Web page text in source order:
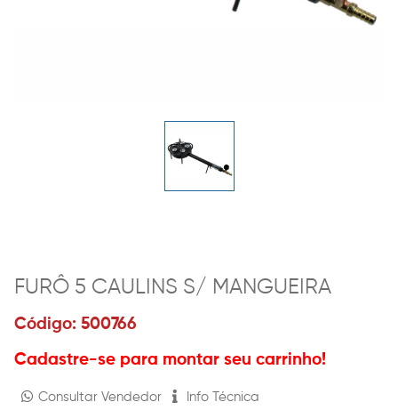
FURÔ 5 CAULINS S/ MANGUEIRA
Código: 500766
Cadastre-se para montar seu carrinho!
Consultar Vendedor Info Técnica